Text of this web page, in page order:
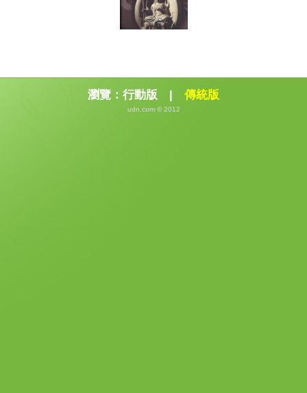
瀏覽： 行動版 | 傳統版
udn.com © 2012